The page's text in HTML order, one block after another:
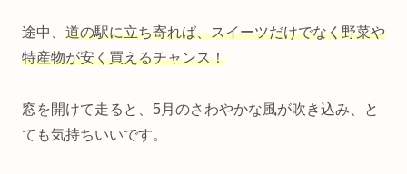
途中、 道の駅に立ち寄れば、スイーツだけでなく野菜や
特産物が安く買えるチャンス！
窓を開けて走ると、5月のさわやかな風が吹き込み、と
ても気持ちいいです。